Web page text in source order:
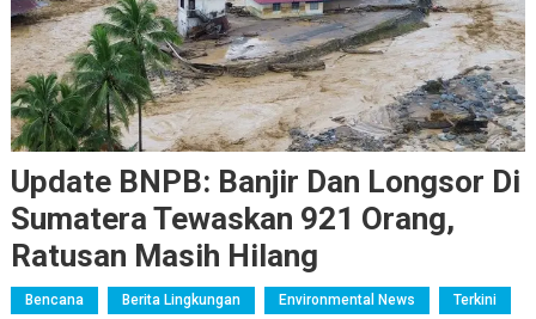
Update BNPB: Banjir Dan Longsor Di
Sumatera Tewaskan 921 Orang,
Ratusan Masih Hilang
Bencana Berita Lingkungan Environmental News Terkini